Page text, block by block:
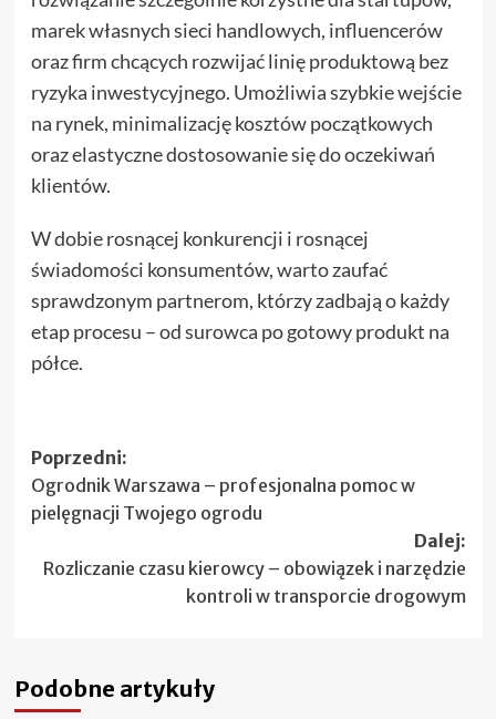
marek własnych sieci handlowych, influencerów
oraz firm chcących rozwijać linię produktową bez
ryzyka inwestycyjnego. Umożliwia szybkie wejście
na rynek, minimalizację kosztów początkowych
oraz elastyczne dostosowanie się do oczekiwań
klientów.
W dobie rosnącej konkurencji i rosnącej
świadomości konsumentów, warto zaufać
sprawdzonym partnerom, którzy zadbają o każdy
etap procesu – od surowca po gotowy produkt na
półce.
Zobacz
wpisy
Poprzedni:
Ogrodnik Warszawa – profesjonalna pomoc w
pielęgnacji Twojego ogrodu
Dalej:
Rozliczanie czasu kierowcy – obowiązek i narzędzie
kontroli w transporcie drogowym
Podobne artykuły